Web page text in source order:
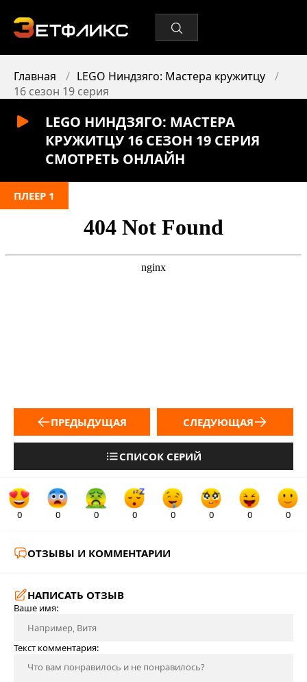
Главная
LEGO Ниндзяго: Мастера кружитцу
16 сезон 19 серия
LEGO НИНДЗЯГО: МАСТЕРА
КРУЖИТЦУ 16 СЕЗОН 19 СЕРИЯ
СМОТРЕТЬ ОНЛАЙН
ПЛЕЕР 1
ПРЕДЫДУЩАЯ
СПИСОК СЕРИЙ
СЛЕДУЮЩАЯ
0 0 0 0 0 0 0 0
ОТЗЫВЫ И КОММЕНТАРИИ
НАПИСАТЬ ОТЗЫВ
Ваше имя:
Текст комментария: